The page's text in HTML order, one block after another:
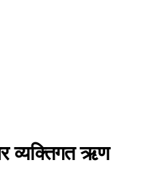
व्यक्तिगत ऋण